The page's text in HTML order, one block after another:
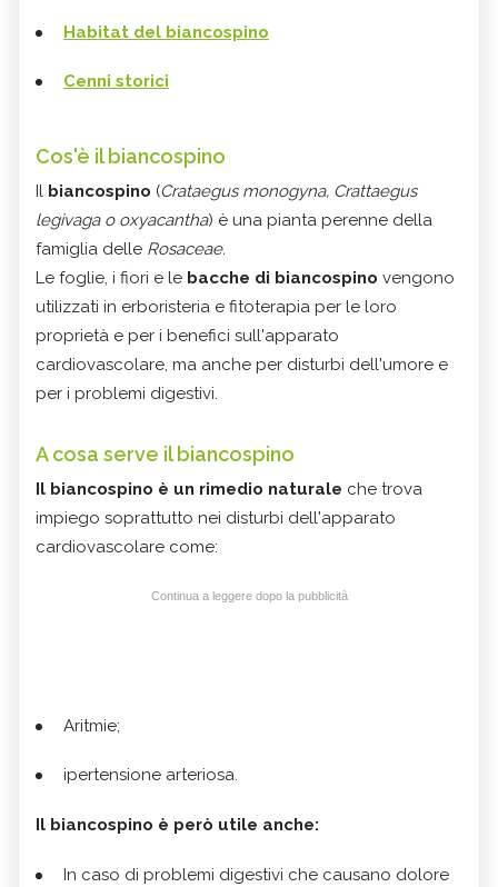
Habitat del biancospino
Cenni storici
Cos'è il biancospino
Il biancospino (Crataegus monogyna, Crattaegus
legivaga o oxyacantha) è una pianta perenne della
famiglia delle Rosaceae.
Le foglie, i fiori e le bacche di biancospino vengono
utilizzati in erboristeria e fitoterapia per le loro
proprietà e per i benefici sull'apparato
cardiovascolare, ma anche per disturbi dell'umore e
per i problemi digestivi.
A cosa serve il biancospino
Il biancospino è un rimedio naturale che trova
impiego soprattutto nei disturbi dell'apparato
cardiovascolare come:
Continua a leggere dopo la pubblicità
Aritmie;
ipertensione arteriosa.
Il biancospino è però utile anche:
In caso di problemi digestivi che causano dolore